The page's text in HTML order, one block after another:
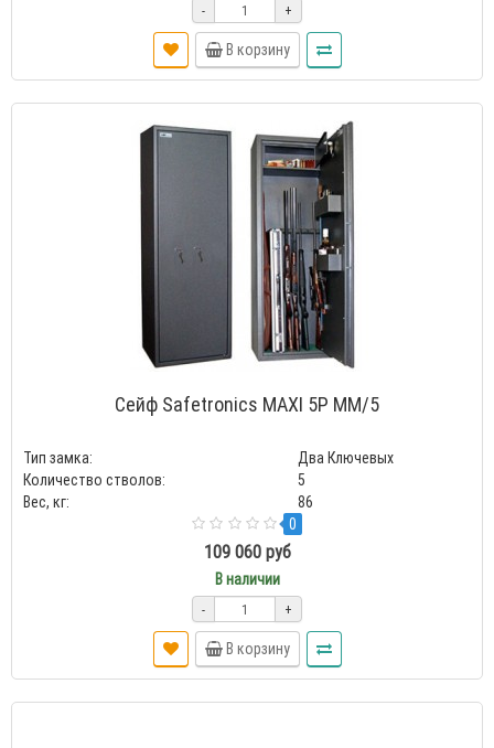
- +
В корзину
Сейф Safetronics MAXI 5P MM/5
Тип замка:
Два Ключевых
Количество стволов:
5
Вес, кг:
86
0
109 060 руб
В наличии
- +
В корзину